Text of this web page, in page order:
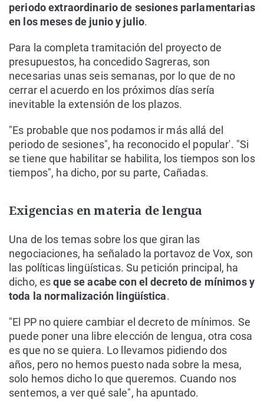
periodo extraordinario de sesiones parlamentarias
en los meses de junio y julio.
Para la completa tramitación del proyecto de
presupuestos, ha concedido Sagreras, son
necesarias unas seis semanas, por lo que de no
cerrar el acuerdo en los próximos días sería
inevitable la extensión de los plazos.
"Es probable que nos podamos ir más allá del
periodo de sesiones", ha reconocido el popular'. "Si
se tiene que habilitar se habilita, los tiempos son los
tiempos", ha dicho, por su parte, Cañadas.
Exigencias en materia de lengua
Una de los temas sobre los que giran las
negociaciones, ha señalado la portavoz de Vox, son
las políticas lingüísticas. Su petición principal, ha
dicho, esque se acabe con el decreto de mínimos y
toda la normalización lingüística.
"El PP no quiere cambiar el decreto de mínimos. Se
puede poner una libre elección de lengua, otra cosa
es que no se quiera. Lo llevamos pidiendo dos
años, pero no hemos puesto nada sobre la mesa,
solo hemos dicho lo que queremos. Cuando nos
sentemos, a ver qué sale", ha apuntado.